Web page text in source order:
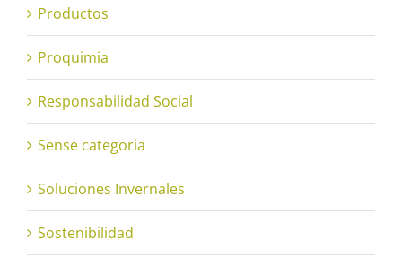
Productos
Proquimia
Responsabilidad Social
Sense categoria
Soluciones Invernales
Sostenibilidad